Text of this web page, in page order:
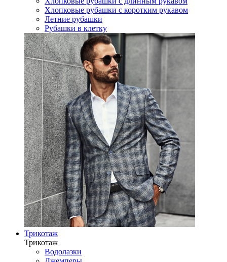
Хлопковые рубашки с коротким рукавом
Летние рубашки
Рубашки в клетку
Трикотаж
Трикотаж
Водолазки